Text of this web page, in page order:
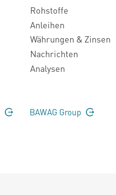
Rohstoffe
Anleihen
Währungen & Zinsen
Nachrichten
Analysen
BAWAG Group